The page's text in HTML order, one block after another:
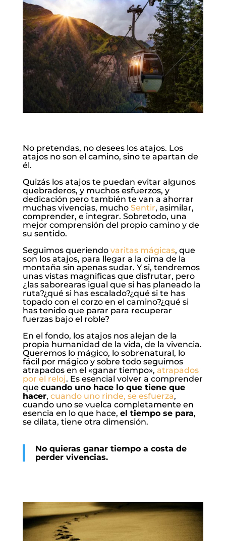
No pretendas, no desees los atajos. Los
atajos no son el camino, sino te apartan de
él.
Quizás los atajos te puedan evitar algunos
quebraderos, y muchos esfuerzos, y
dedicación pero también te van a ahorrar
muchas vivencias, mucho Sentir, asimilar,
comprender, e integrar. Sobretodo, una
mejor comprensión del propio camino y de
su sentido.
Seguimos queriendo varitas mágicas, que
son los atajos, para llegar a la cima de la
montaña sin apenas sudar. Y si, tendremos
unas vistas magnificas que disfrutar, pero
¿las saborearas igual que si has planeado la
ruta?¿qué si has escalado?¿qué si te has
topado con el corzo en el camino?¿qué si
has tenido que parar para recuperar
fuerzas bajo el roble?
En el fondo, los atajos nos alejan de la
propia humanidad de la vida, de la vivencia.
Queremos lo mágico, lo sobrenatural, lo
fácil por mágico y sobre todo seguimos
atrapados en el «ganar tiempo», atrapados
por el reloj. Es esencial volver a comprender
que cuando uno hace lo que tiene que
hacer, cuando uno rinde, se esfuerza,
cuando uno se vuelca completamente en
esencia en lo que hace, el tiempo se para,
se dilata, tiene otra dimensión.
No quieras ganar tiempo a costa de
perder vivencias.